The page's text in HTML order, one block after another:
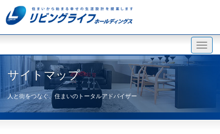
サイトマップ
人と街をつなぐ、住まいのトータルアドバイザー